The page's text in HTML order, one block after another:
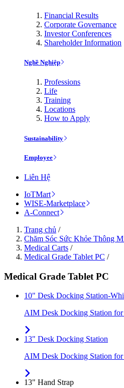
Financial Results
Corporate Governance
Investor Conferences
Shareholder Information
Nghề Nghiệp
Professions
Life
Training
Locations
How to Apply
Sustainability
Employee
Liên Hệ
IoTMart
WISE-Marketplace
A-Connect
Trang chủ /
Chăm Sóc Sức Khỏe Thông
Medical Carts /
Medical Grade Tablet PC /
Medical Grade Tablet PC
10" Desk Docking Station-
AIM Desk Docking Station
13" Desk Docking Station
AIM Desk Docking Station
13" Hand Strap